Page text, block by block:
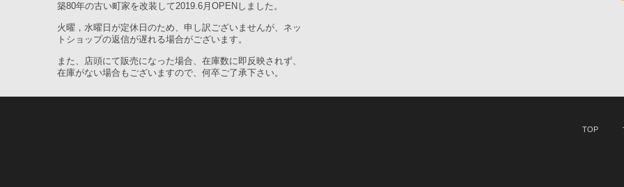
築80年の古い町家を改装して2019.6月OPENしました。
火曜，水曜日が定休日のため、申し訳ございませんが、ネッ
トショップの返信が遅れる場合がございます。
また、店頭にて販売になった場合、在庫数に即反映されず、
在庫がない場合もございますので、何卒ご了承下さい。
TOP